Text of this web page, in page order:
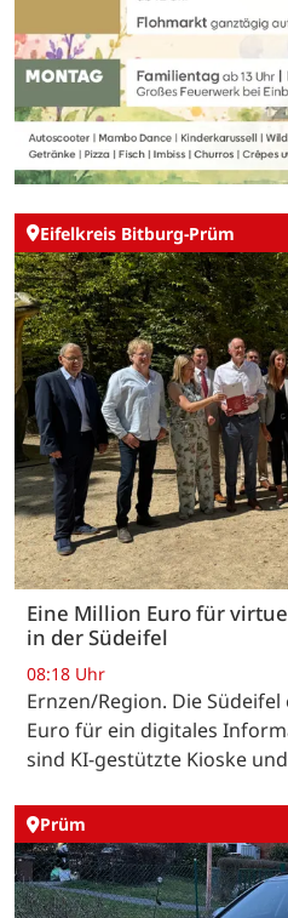
Eifelkreis Bitburg-Prüm
Eine Million Euro für
in der Südeifel
08:18 Uhr
Ernzen/Region. Die
Euro für ein digitales
sind KI-gestützte Kioske
Prüm